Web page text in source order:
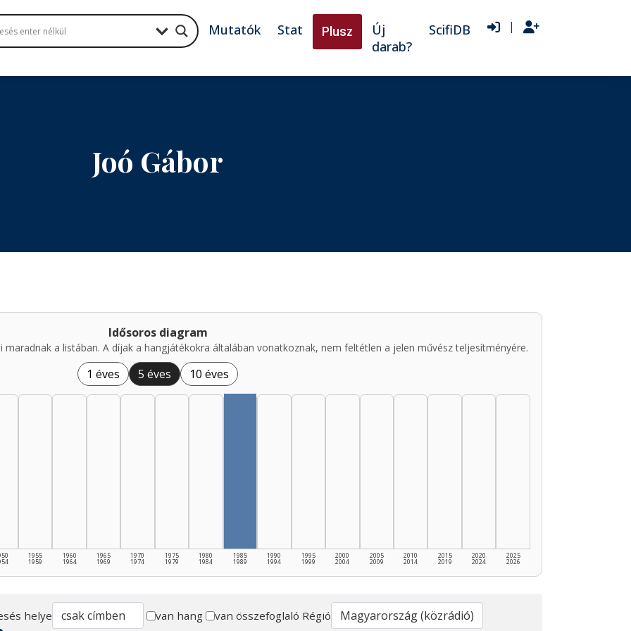
Mutatók Stat Plusz
Új
darab?
ScifiDB |
Joó Gábor
Idősoros diagram
a listában. A díjak a hangjátékokra általában vonatkoznak, nem feltétlen a jelen művész teljesítményére.
1 éves 5 éves 10 éves
1955
1959
1960
1964
1965
1969
1970
1974
1975
1979
1980
1984
1985
1989
1990
1994
1995
1999
2000
2004
2005
2009
2010
2014
2015
2019
2020
2024
2025
2026
helye van hang van összefoglaló Régió